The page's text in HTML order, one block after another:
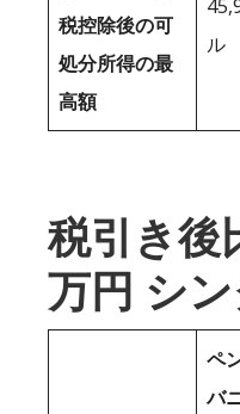
税控除後の可
処分所得の最
高額
ル
税引き後
万円 シ
ペ
バ